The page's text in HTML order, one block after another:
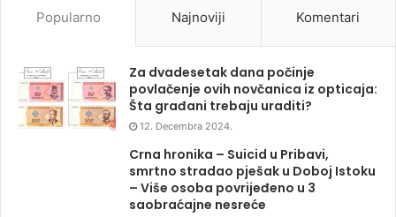
Popularno Najnoviji Komentari
Za dvadesetak dana počinje
povlačenje ovih novčanica iz opticaja:
Šta građani trebaju uraditi?
12. Decembra 2024.
Crna hronika – Suicid u Pribavi,
smrtno stradao pješak u Doboj Istoku
– Više osoba povrijeđeno u 3
saobraćajne nesreće